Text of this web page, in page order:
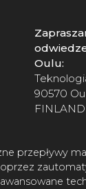
Oulu:
90570
przepływy